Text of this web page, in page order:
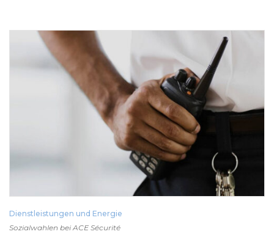
Dienstleistungen und Energie
Sozialwahlen bei ACE Sécurité